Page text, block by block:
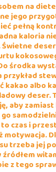
na
jego
pełną
kaloria
środka
przykład
kakao albo
deser.
aby zamiast
czas i
motywacja.
trzeba jej
źródłem
z tego